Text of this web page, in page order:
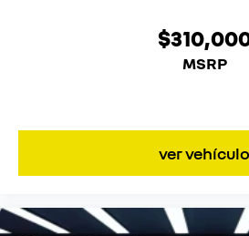
MSRP
ver vehículo